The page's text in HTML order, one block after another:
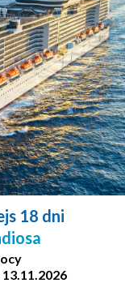
18 dni